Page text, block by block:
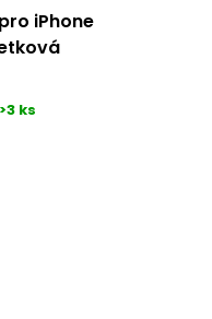
iPhone
>3 ks